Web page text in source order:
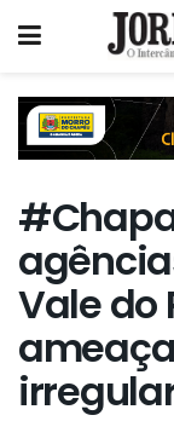
Vale do